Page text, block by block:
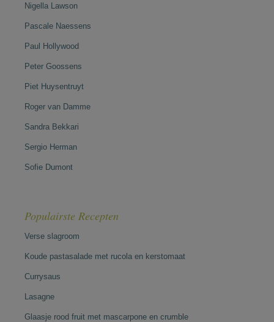
Nigella Lawson
Pascale Naessens
Paul Hollywood
Peter Goossens
Piet Huysentruyt
Roger van Damme
Sandra Bekkari
Sergio Herman
Sofie Dumont
Populairste Recepten
Verse slagroom
Koude pastasalade met rucola en kerstomaat
Currysaus
Lasagne
Glaasje rood fruit met mascarpone en crumble